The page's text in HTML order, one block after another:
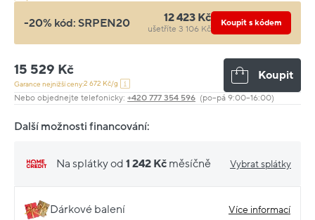
-20% kód: SRPEN20 12 423 Kč
ušetříte 3 106 Kč
Koupit s kódem
15 529 Kč
Garance nejnižší ceny:2 672 Kč/g
Koupit
Nebo objednejte telefonicky: +420 777 354 596 (po–pá 9:00–16:00)
Další možnosti financování:
Na splátky od 1 242 Kč měsíčně Vybrat splátky
Dárkové balení Více informací